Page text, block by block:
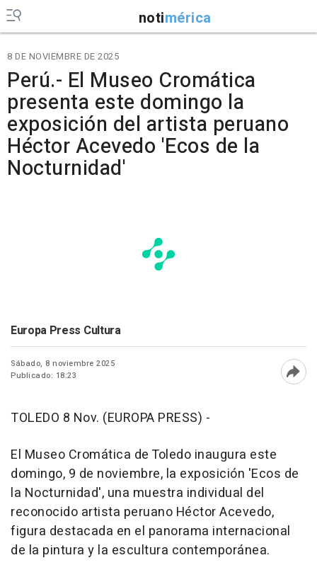
notimérica
8 DE NOVIEMBRE DE 2025
Perú.- El Museo Cromática
presenta este domingo la
exposición del artista peruano
Héctor Acevedo 'Ecos de la
Nocturnidad'
Europa Press Cultura
Sábado, 8 noviembre 2025
Publicado: 18:23
TOLEDO 8 Nov. (EUROPA PRESS) -
El Museo Cromática de Toledo inaugura este
domingo, 9 de noviembre, la exposición 'Ecos de
la Nocturnidad', una muestra individual del
reconocido artista peruano Héctor Acevedo,
figura destacada en el panorama internacional
de la pintura y la escultura contemporánea.